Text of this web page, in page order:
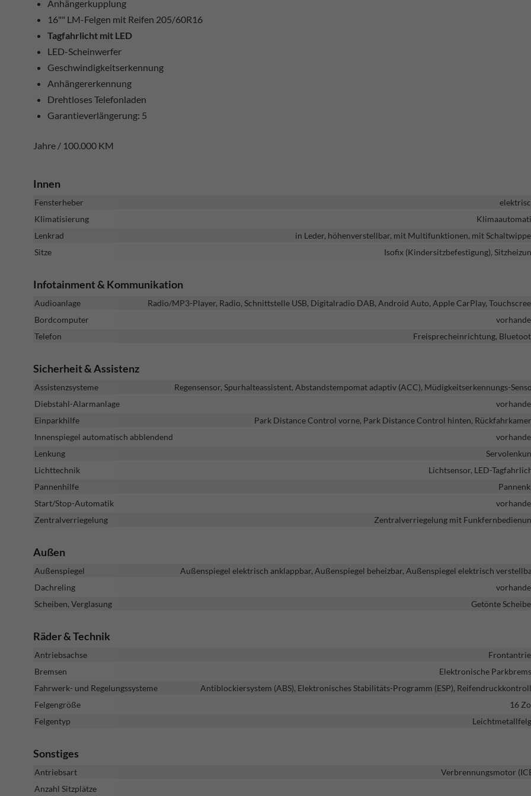
Anhängerkupplung
16"" LM-Felgen mit Reifen 205/60R16
Tagfahrlicht mit LED
LED-Scheinwerfer
Geschwindigkeitserkennung
Anhängererkennung
Drehtloses Telefonladen
Garantieverlängerung: 5
Jahre / 100.000 KM
Innen
Fensterheber
Klimatisierung
Lenkrad
in Leder, höhenverstellbar, mit Multifunktionen, mit
Sitze
Isofix (Kindersitzbefestigung),
Infotainment & Kommunikation
Audioanlage
Radio/MP3-Player, Radio, Schnittstelle USB, Digitalradio DAB, Android Auto, Apple CarPlay,
Bordcomputer
Telefon
Freisprecheinrichtung,
Sicherheit & Assistenz
Assistenzsysteme
Regensensor, Spurhalteassistent, Abstandstempomat adaptiv (ACC), Müdigkeitserkennungs-
Diebstahl-Alarmanlage
Einparkhilfe
Park Distance Control vorne, Park Distance Control hinten,
Innenspiegel automatisch abblendend
Lenkung
Lichttechnik
Lichtsensor, LED-
Pannenhilfe
Start/Stop-Automatik
Zentralverriegelung
Zentralverriegelung mit
Außen
Außenspiegel
Außenspiegel elektrisch anklappbar, Außenspiegel beheizbar, Außenspiegel elektrisch
Dachreling
Scheiben, Verglasung
Getönte
Räder & Technik
Antriebsachse
Bremsen
Elektronische
Fahrwerk- und Regelungssysteme
Antiblockiersystem (ABS), Elektronisches Stabilitäts-Programm (ESP),
Felgengröße
16
Felgentyp
Sonstiges
Antriebsart
Verbrennungsmotor
Anzahl Sitzplätze